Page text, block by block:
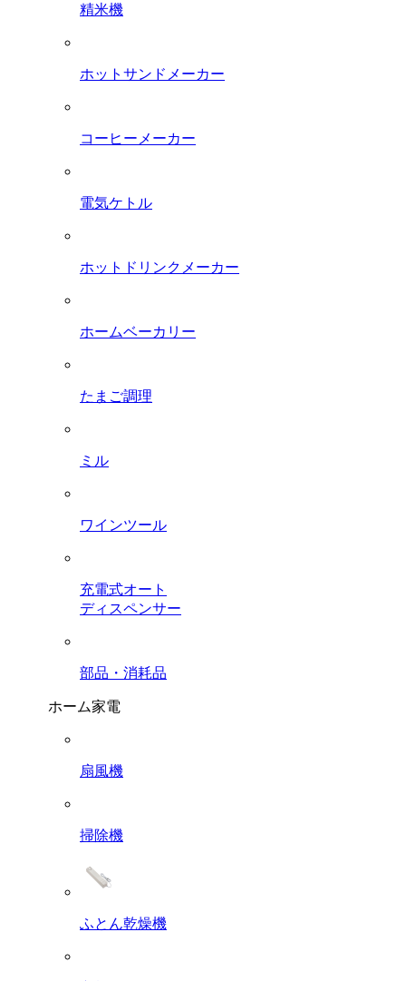
精米機
ホットサンドメーカー
コーヒーメーカー
電気ケトル
ホットドリンクメーカー
ホームベーカリー
たまご調理
ミル
ワインツール
充電式オート
ディスペンサー
部品・消耗品
ホーム家電
扇風機
掃除機
ふとん乾燥機